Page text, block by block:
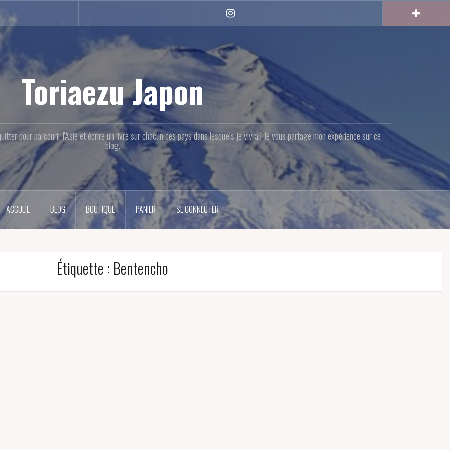
Toriaezu Japon
pour parcourir l'Asie et écrire un livre sur chacun des pays dans lesquels je vivrai! Je vous partage mon expérience sur ce
blog.
ACCUEIL BLOG BOUTIQUE PANIER SE CONNECTER
Étiquette : Bentencho